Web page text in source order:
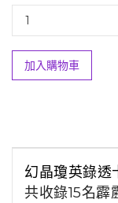
加入購物車
幻晶瓊英錄透
共收錄15名霹